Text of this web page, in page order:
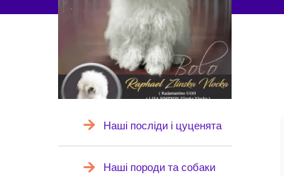
Наші посліди і цуценята
Наші породи та собаки